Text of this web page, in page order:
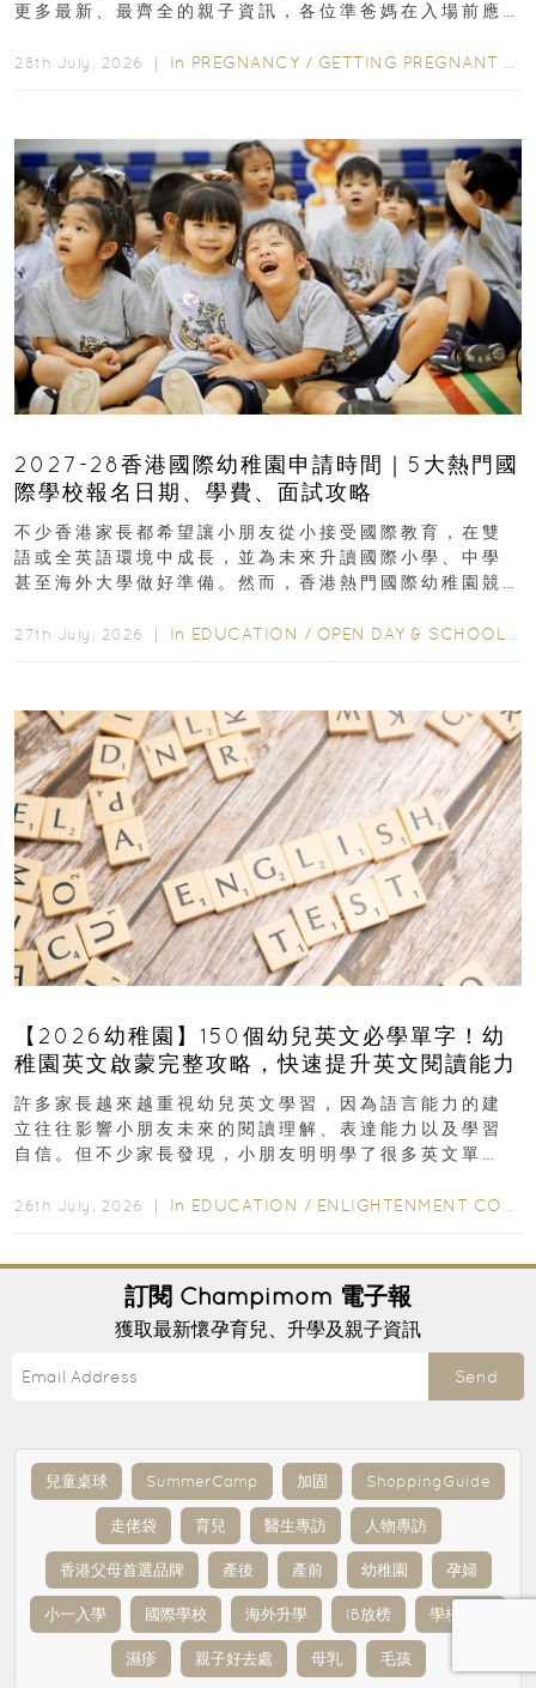
更多最新、最齊全的親子資訊，各位準爸媽在入場前應
28th July, 2026 ｜ In PREGNANCY / GETTING PREGNANT
2027-28香港國際幼稚園申請時間｜5大熱門國
際學校報名日期、學費、面試攻略
不少香港家長都希望讓小朋友從小接受國際教育，在雙
語或全英語環境中成長，並為未來升讀國際小學、中學
甚至海外大學做好準備。然而，香港熱門國際幼稚園競
27th July, 2026 ｜ In EDUCATION / OPEN DAY & SCHOOL EVENTS
【2026幼稚園】150個幼兒英文必學單字！幼
稚園英文啟蒙完整攻略，快速提升英文閱讀能力
許多家長越來越重視幼兒英文學習，因為語言能力的建
立往往影響小朋友未來的閱讀理解、表達能力以及學習
自信。但不少家長發現，小朋友明明學了很多英文單
26th July, 2026 ｜ In EDUCATION / ENLIGHTENMENT CORNER
訂閱 Champimom 電子報
獲取最新懷孕育兒、升學及親子資訊
Send
兒童桌球 SummerCamp 加固 ShoppingGuide
走佬袋 育兒 醫生專訪 人物專訪
香港父母首選品牌 產後 產前 幼稚園 孕婦
小一入學 國際學校 海外升學 IB放榜 學校專訪
濕疹 親子好去處 母乳 毛孩